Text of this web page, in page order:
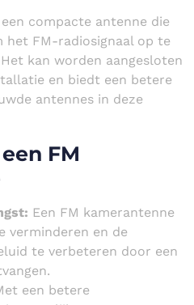
compacte antenne die
het FM-radiosignaal op te
kan worden aangesloten
en biedt een betere
antennes in deze
FM
Een FM kamerantenne
verminderen en de
te verbeteren door een
een betere